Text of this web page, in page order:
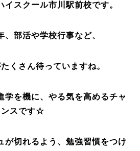
イスクール市川駅前校です。
、部活や学校行事など、
くさん待っていますね。
学を機に、やる気を高めるチャ
ンスです☆
が切れるよう、勉強習慣をつけ